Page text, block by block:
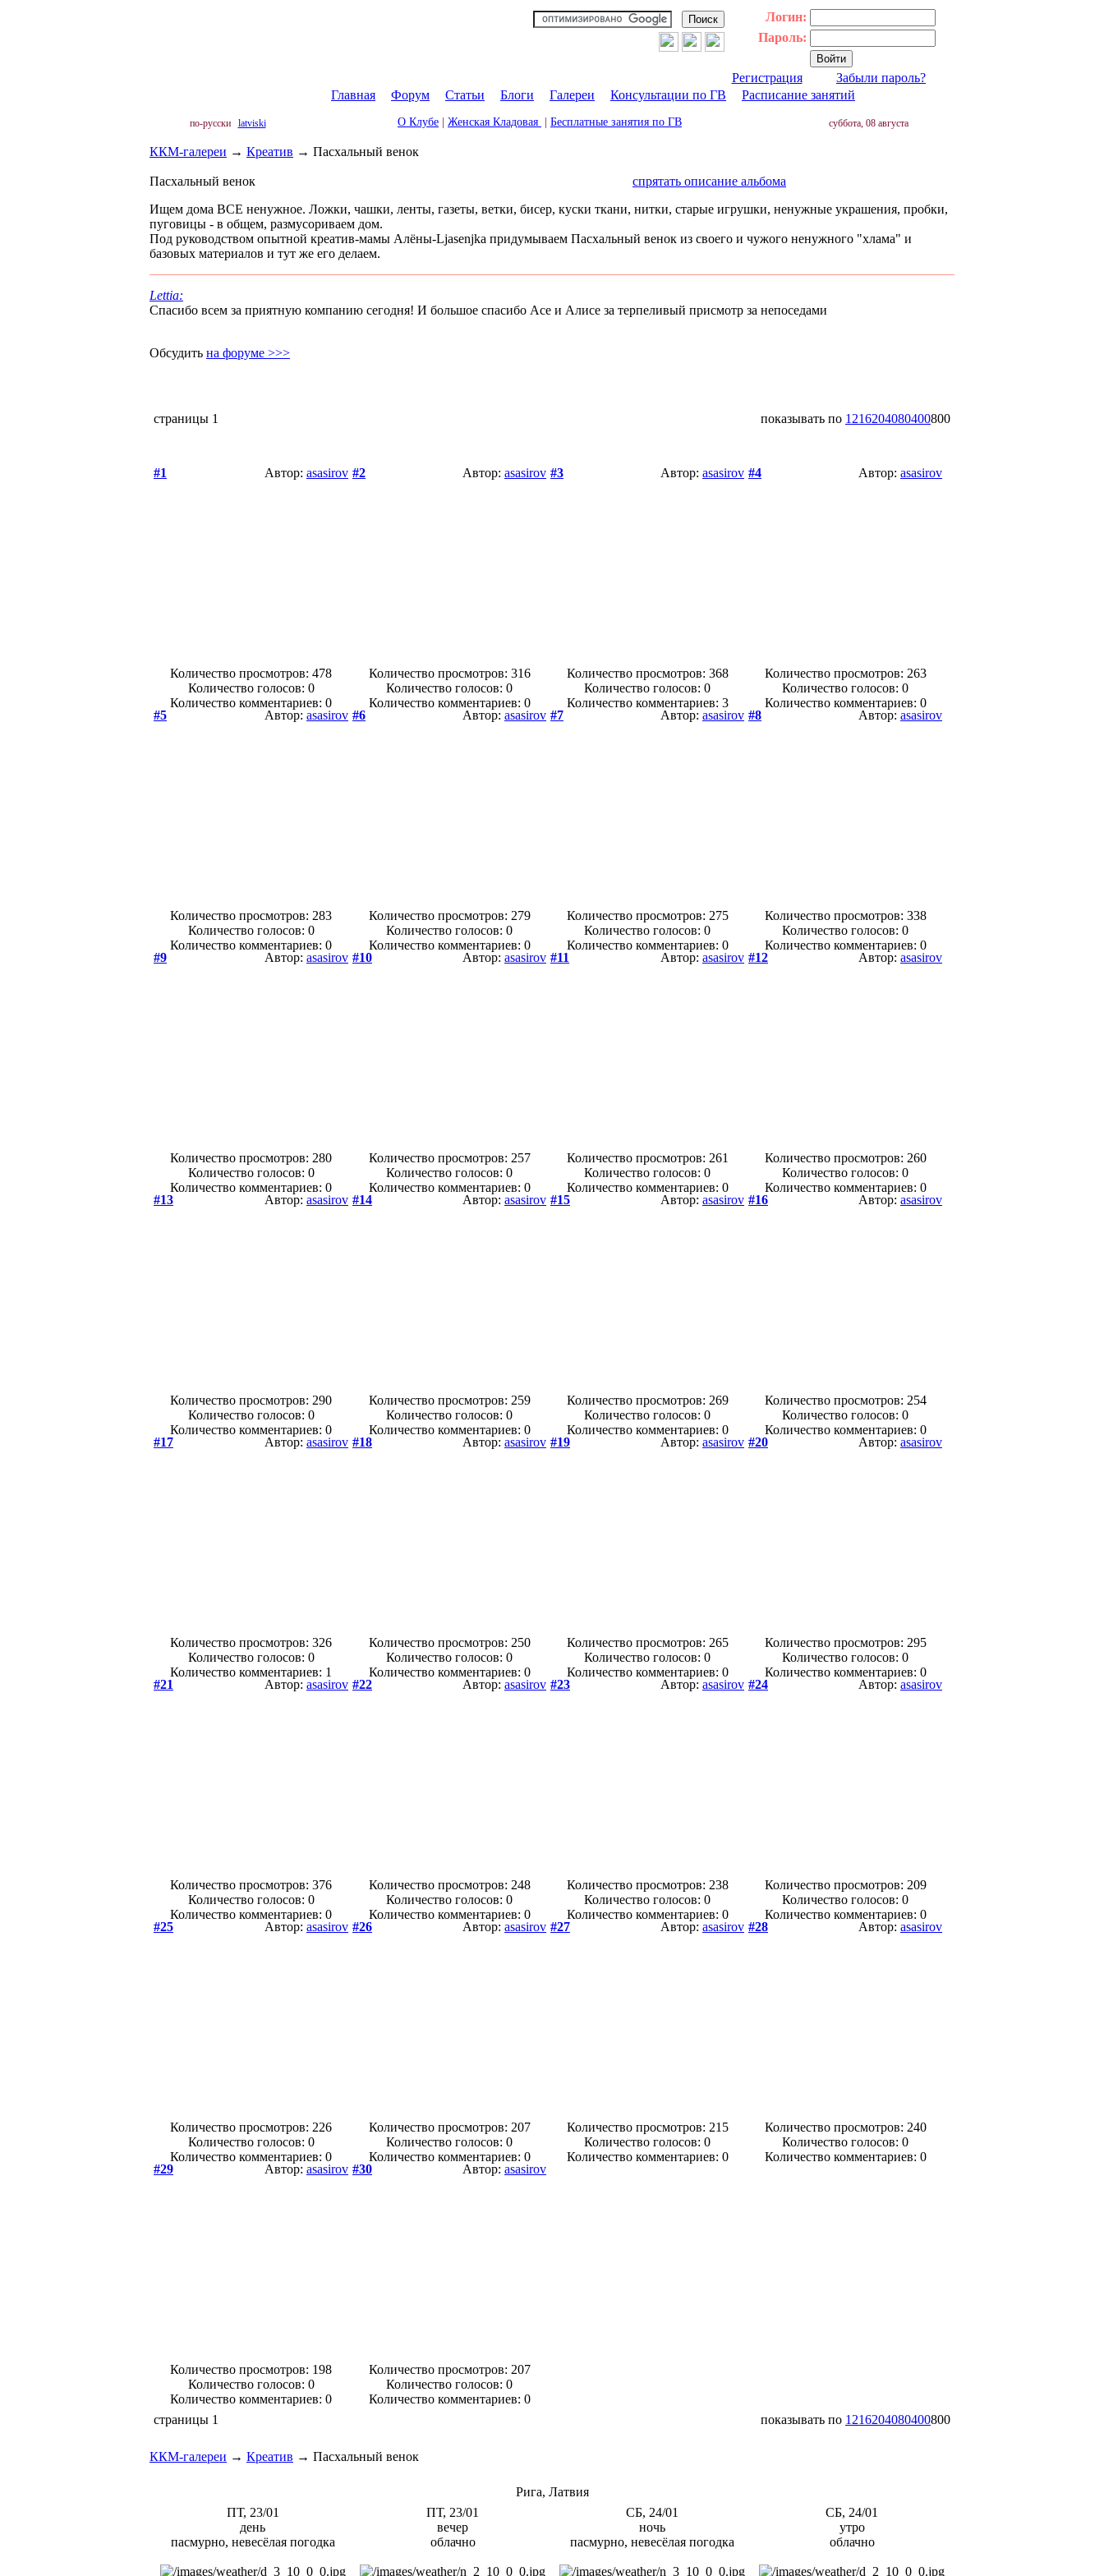
Логин:
Пароль:
Регистрация
Забыли пароль?
Главная
Форум Статьи Блоги Галереи Консультации по ГВ Расписание занятий
по-русски latviski О Клубе Женская Кладовая Бесплатные занятия по ГВ суббота, 08 августа
ККМ-галереи → Креатив → Пасхальный венок
Пасхальный венок
спрятать описание альбома
Ищем дома ВСЕ ненужное. Ложки, чашки, ленты, газеты, ветки, бисер, куски ткани, нитки, старые игрушки, ненужные украшения, пробки,
пуговицы - в общем, размусориваем дом.
Под руководством опытной креатив-мамы Алёны-Ljasenjka придумываем Пасхальный венок из своего и чужого ненужного "хлама" и
базовых материалов и тут же его делаем.
Lettia:
Спасибо всем за приятную компанию сегодня! И большое спасибо Асе и Алисе за терпеливый присмотр за непоседами
Обсудить на форуме >>>
страницы 1 показывать по 1216204080400800
#1 Автор: asasirov
Количество просмотров: 478
Количество голосов: 0
Количество комментариев: 0
#2 Автор: asasirov
Количество просмотров: 316
Количество голосов: 0
Количество комментариев: 0
#3 Автор: asasirov
Количество просмотров: 368
Количество голосов: 0
Количество комментариев: 3
#4 Автор: asasirov
Количество просмотров: 263
Количество голосов: 0
Количество комментариев: 0
#5
Автор: asasirov
Количество просмотров: 283
Количество голосов: 0
Количество комментариев: 0
#6 Автор: asasirov
Количество просмотров: 279
Количество голосов: 0
Количество комментариев: 0
#7 Автор: asasirov
Количество просмотров: 275
Количество голосов: 0
Количество комментариев: 0
#8 Автор: asasirov
Количество просмотров: 338
Количество голосов: 0
Количество комментариев: 0
#9
Автор: asasirov
Количество просмотров: 280
Количество голосов: 0
Количество комментариев: 0
#10 Автор: asasirov
Количество просмотров: 257
Количество голосов: 0
Количество комментариев: 0
#11 Автор: asasirov
Количество просмотров: 261
Количество голосов: 0
Количество комментариев: 0
#12 Автор: asasirov
Количество просмотров: 260
Количество голосов: 0
Количество комментариев: 0
#13
Автор: asasirov
Количество просмотров: 290
Количество голосов: 0
Количество комментариев: 0
#14 Автор: asasirov
Количество просмотров: 259
Количество голосов: 0
Количество комментариев: 0
#15 Автор: asasirov
Количество просмотров: 269
Количество голосов: 0
Количество комментариев: 0
#16 Автор: asasirov
Количество просмотров: 254
Количество голосов: 0
Количество комментариев: 0
#17
Автор: asasirov
Количество просмотров: 326
Количество голосов: 0
Количество комментариев: 1
#18 Автор: asasirov
Количество просмотров: 250
Количество голосов: 0
Количество комментариев: 0
#19 Автор: asasirov
Количество просмотров: 265
Количество голосов: 0
Количество комментариев: 0
#20 Автор: asasirov
Количество просмотров: 295
Количество голосов: 0
Количество комментариев: 0
#21
Автор: asasirov
Количество просмотров: 376
Количество голосов: 0
Количество комментариев: 0
#22 Автор: asasirov
Количество просмотров: 248
Количество голосов: 0
Количество комментариев: 0
#23 Автор: asasirov
Количество просмотров: 238
Количество голосов: 0
Количество комментариев: 0
#24 Автор: asasirov
Количество просмотров: 209
Количество голосов: 0
Количество комментариев: 0
#25
Автор: asasirov
Количество просмотров: 226
Количество голосов: 0
Количество комментариев: 0
#26 Автор: asasirov
Количество просмотров: 207
Количество голосов: 0
Количество комментариев: 0
#27 Автор: asasirov
Количество просмотров: 215
Количество голосов: 0
Количество комментариев: 0
#28 Автор: asasirov
Количество просмотров: 240
Количество голосов: 0
Количество комментариев: 0
#29
Автор: asasirov
Количество просмотров: 198
Количество голосов: 0
Количество комментариев: 0
#30 Автор: asasirov
Количество просмотров: 207
Количество голосов: 0
Количество комментариев: 0
страницы 1 показывать по 1216204080400800
ККМ-галереи → Креатив → Пасхальный венок
Рига, Латвия
ПТ, 23/01
день
пасмурно, невесёлая погодка
ПТ, 23/01
вечер
облачно
СБ, 24/01
ночь
пасмурно, невесёлая погодка
СБ, 24/01
утро
облачно